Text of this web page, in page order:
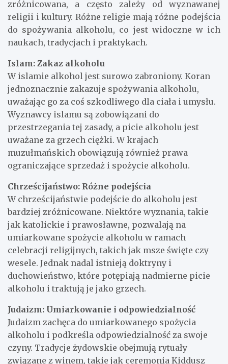
zróżnicowana, a często zależy od wyznawanej
religii i kultury. Różne religie mają różne podejścia
do spożywania alkoholu, co jest widoczne w ich
naukach, tradycjach i praktykach.
Islam: Zakaz alkoholu
W islamie alkohol jest surowo zabroniony. Koran
jednoznacznie zakazuje spożywania alkoholu,
uważając go za coś szkodliwego dla ciała i umysłu.
Wyznawcy islamu są zobowiązani do
przestrzegania tej zasady, a picie alkoholu jest
uważane za grzech ciężki. W krajach
muzułmańskich obowiązują również prawa
ograniczające sprzedaż i spożycie alkoholu.
Chrześcijaństwo: Różne podejścia
W chrześcijaństwie podejście do alkoholu jest
bardziej zróżnicowane. Niektóre wyznania, takie
jak katolickie i prawosławne, pozwalają na
umiarkowane spożycie alkoholu w ramach
celebracji religijnych, takich jak msze święte czy
wesele. Jednak nadal istnieją doktryny i
duchowieństwo, które potępiają nadmierne picie
alkoholu i traktują je jako grzech.
Judaizm: Umiarkowanie i odpowiedzialność
Judaizm zachęca do umiarkowanego spożycia
alkoholu i podkreśla odpowiedzialność za swoje
czyny. Tradycje żydowskie obejmują rytuały
związane z winem, takie jak ceremonia Kiddusz